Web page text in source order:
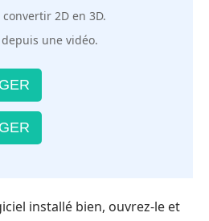
convertir 2D en 3D.
une vidéo.
installé bien, ouvrez-le et